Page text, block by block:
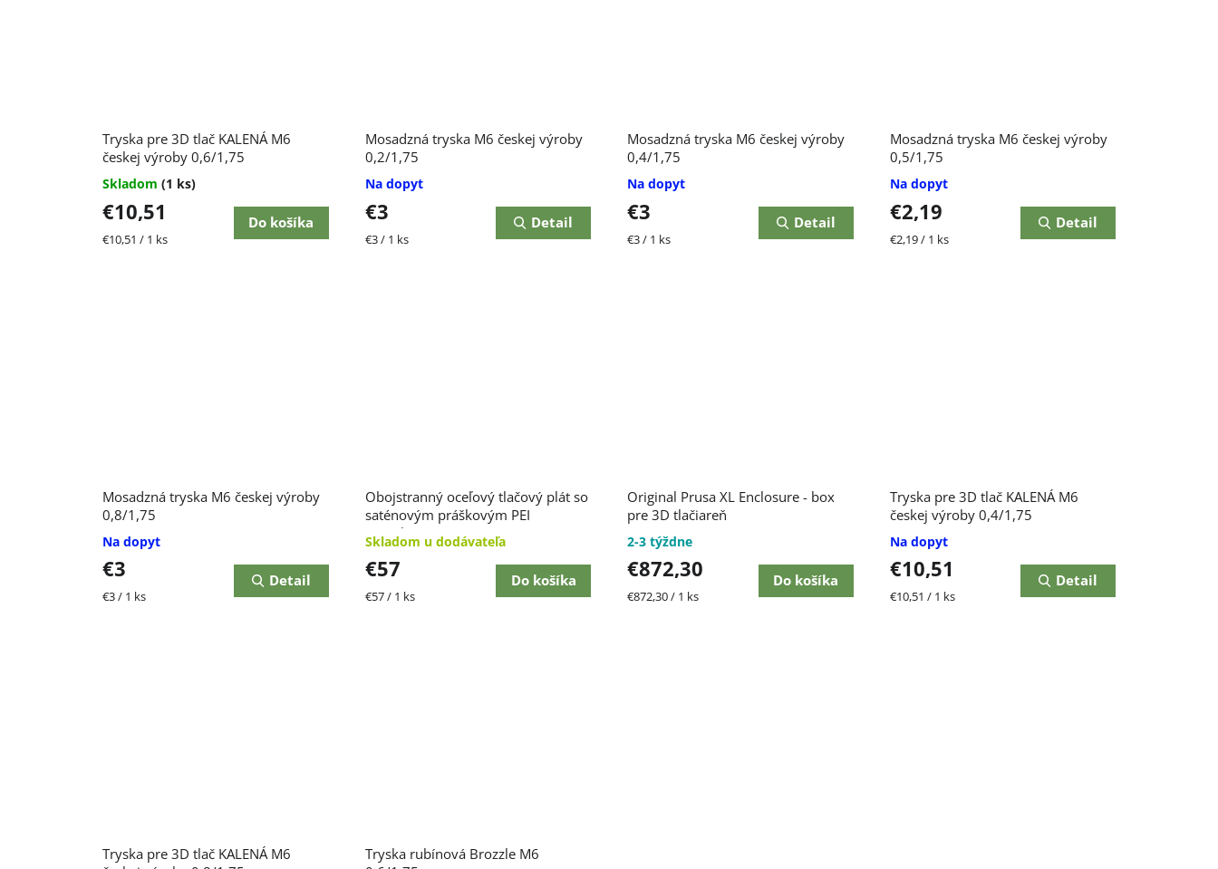
Tryska pre 3D tlač KALENÁ M6
českej výroby 0,6/1,75
Skladom (1 ks)
€10,51
Jednotková
€10,51 / 1 ks
Do košíka
Mosadzná tryska M6 českej výroby
0,2/1,75
Na dopyt
€3
Jednotková
€3 / 1 ks
Detail
Mosadzná tryska M6 českej výroby
0,4/1,75
Na dopyt
€3
Jednotková
€3 / 1 ks
Detail
Mosadzná tryska M6 českej výroby
0,5/1,75
Na dopyt
€2,19
Jednotková
€2,19 / 1 ks
Detail
Mosadzná tryska M6 českej výroby
0,8/1,75
Na dopyt
€3
Jednotková
€3 / 1 ks
Detail
Obojstranný oceľový tlačový plát so
saténovým práškovým PEI
povrchom
Skladom u dodávateľa
€57
Jednotková
€57 / 1 ks
Do košíka
Original Prusa XL Enclosure - box
pre 3D tlačiareň
2-3 týždne
€872,30
Jednotková
€872,30 / 1 ks
Do košíka
Tryska pre 3D tlač KALENÁ M6
českej výroby 0,4/1,75
Na dopyt
€10,51
Jednotková
€10,51 / 1 ks
Detail
Tryska pre 3D tlač KALENÁ M6
Tryska rubínová Brozzle M6